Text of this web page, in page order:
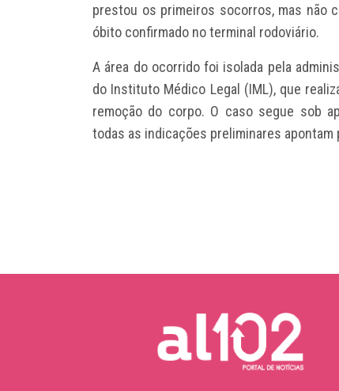
prestou os primeiros socorros, mas não
óbito confirmado no terminal rodoviário.
A área do ocorrido foi isolada pela
do Instituto Médico Legal (IML), que
remoção do corpo. O caso segue sob
todas as indicações preliminares